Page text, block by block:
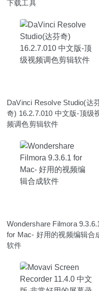
下载工具
DaVinci Resolve Studio(达
奇) 16.2.7.010 中文版-顶级视
频调色剪辑软件
Wondershare Filmora
for Mac- 好用的视频编辑合
软件